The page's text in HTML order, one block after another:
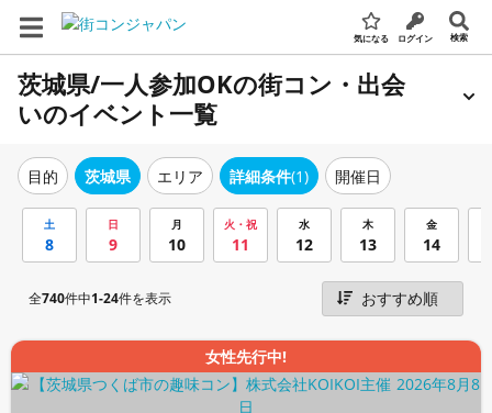
気になる ログイン 検索
茨城県/一人参加OKの街コン・出会
いのイベント一覧
目的 茨城県 エリア 詳細条件(1) 開催日
土
8
日
9
月
10
火・祝
11
水
12
木
13
金
14
全740件中1-24件を表示
女性先行中!